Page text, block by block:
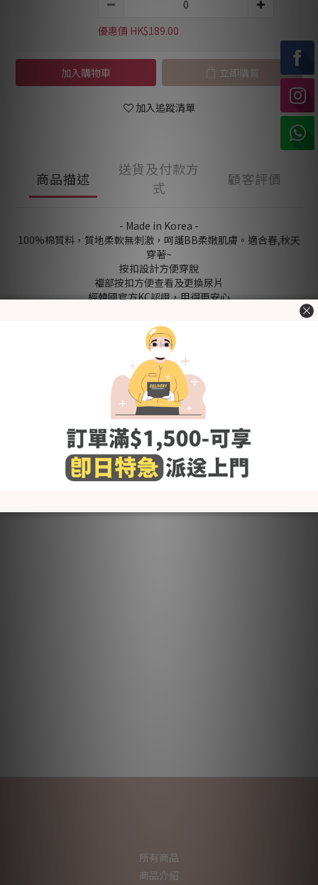
優惠價 HK$189.00
加入購物車 立即購買
加入追蹤清單
商品描述
送貨及付款方
式
顧客評價
- Made in Korea -
100%棉質料，質地柔軟無刺激，呵護BB柔嫩肌膚。適合春,秋天
穿著~
按扣設計方便穿脫
襠部按扣方便查看及更換尿片
經韓國官方KC認證，用得更安心
[Style] 基本&可愛
[Color] 小兔 Bunny
[Size (in cm)] 70 / 80 (請參考"了解更多"內的"尺碼圖")
＊包含：連身衣x1
洗滌建議
- 使用前請先清洗乾淨
- 使用冷水或微暖的水作清洗，避免熱水
- 建議使用嬰幼兒衣物專用清潔劑，避免柔順劑,含氯及螢光劑的
清潔劑
所有商品
商品介紹